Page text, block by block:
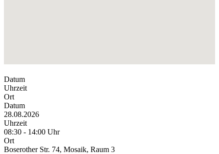
Datum
Uhrzeit
Ort
Datum
28.08.2026
Uhrzeit
08:30 - 14:00 Uhr
Ort
Boserother Str. 74, Mosaik, Raum 3